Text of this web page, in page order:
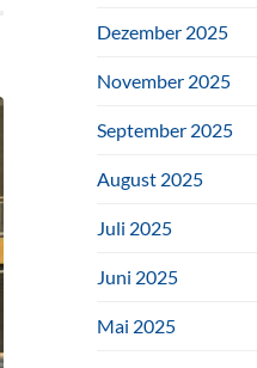
Dezember 2025
November 2025
September 2025
August 2025
Juli 2025
Juni 2025
Mai 2025